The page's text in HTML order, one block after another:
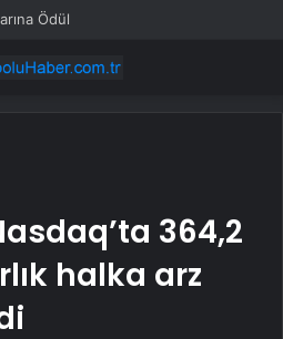
Ödül
364,2
halka arz